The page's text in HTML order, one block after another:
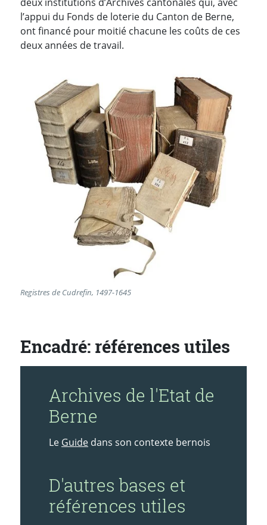
l’appui du Fonds de loterie du Canton de Berne,
ont financé pour moitié chacune les coûts de ces
deux années de travail.
Registres de Cudrefin, 1497-1645
Encadré: références utiles
Archives de l'Etat de
Berne
Le Guide dans son contexte bernois
D'autres bases et
références utiles